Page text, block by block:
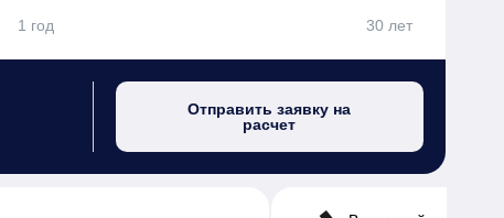
1 год 30 лет
Отправить заявку на
расчет